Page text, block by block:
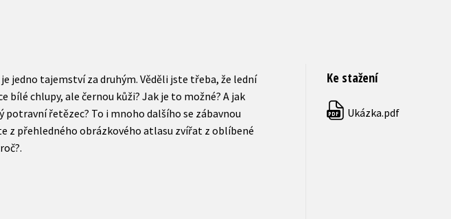
jedno tajemství za druhým. Věděli jste třeba, že lední
bílé chlupy, ale černou kůži? Jak je to možné? A jak
potravní řetězec? To i mnoho dalšího se zábavnou
z přehledného obrázkového atlasu zvířat z oblíbené
Ke stažení
PDF Ukázka.pdf